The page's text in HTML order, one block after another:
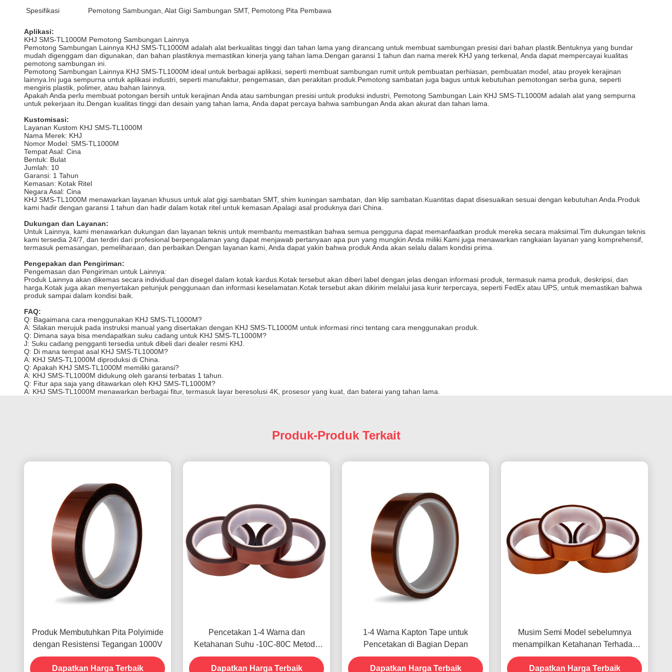
Spesifikasi
Pemotong Sambungan, Alat Gigi Sambungan SMT, Pemotong Pita Pembawa
Aplikasi:
KHJ SMS-TL1000M Pemotong Sambungan Lainnya
Pemotong Sambungan Lainnya KHJ SMS-TL1000M adalah alat berkualitas tinggi dan tahan lama yang dirancang untuk membuat sambungan presisi dari bahan plastik.Bentuknya yang bundar
mudah digenggam dan digunakan, dan bahan plastiknya memastikan kinerja yang tahan lama.Dengan garansi 1 tahun dan nama merek KHJ yang terkenal, Anda dapat mempercayai kualitas
pemotong sambungan ini.
Pemotong Sambungan Lainnya KHJ SMS-TL1000M ideal untuk berbagai aplikasi, seperti membuat sambungan rumit untuk pembuatan perhiasan, pembuatan model, atau proyek kerajinan
lainnya.Ini juga sempurna untuk aplikasi industri, seperti manufaktur, pengemasan, dan perakitan produk.Pemotong sambatan juga bagus untuk kebutuhan pemotongan serba guna, seperti
mengiris plastik, polimer, atau bahan lainnya.
Apakah Anda perlu membuat potongan bersih untuk kerajinan Anda atau sambungan presisi untuk produksi industri, Pemotong Sambungan Lain KHJ SMS-TL1000M adalah alat yang sempurna
untuk pekerjaan itu.Dengan kualitas tinggi dan desain yang tahan lama, Anda dapat percaya bahwa sambungan Anda akan akurat dan tahan lama.
Kustomisasi:
Layanan Kustom KHJ SMS-TL1000M
Nama Merek: KHJ
Nomor Model: SMS-TL1000M
Tempat Asal: Cina
Bentuk: Bulat
Jumlah: 10
Garansi: 1 Tahun
Kemasan: Kotak Ritel
Negara Asal: Cina
KHJ SMS-TL1000M menawarkan layanan khusus untuk alat gigi sambatan SMT, shim kuningan sambatan, dan klip sambatan.Kuantitas dapat disesuaikan sesuai dengan kebutuhan Anda.Produk
kami hadir dengan garansi 1 tahun dan hadir dalam kotak ritel untuk kemasan.Apalagi asal produknya dari China.
Dukungan dan Layanan:
Untuk Lainnya, kami menawarkan dukungan dan layanan teknis untuk membantu memastikan bahwa semua pengguna dapat memanfaatkan produk mereka secara maksimal.Tim dukungan teknis
kami tersedia 24/7, dan terdiri dari profesional berpengalaman yang dapat menjawab pertanyaan apa pun yang mungkin Anda miliki.Kami juga menawarkan rangkaian layanan yang komprehensif,
termasuk pemasangan, pemeliharaan, dan perbaikan.Dengan layanan kami, Anda dapat yakin bahwa produk Anda akan selalu dalam kondisi prima.
Pengepakan dan Pengiriman:
Pengemasan dan Pengiriman untuk Lainnya:
Produk Lainnya akan dikemas secara individual dan disegel dalam kotak kardus.Kotak tersebut akan diberi label dengan jelas dengan informasi produk, termasuk nama produk, deskripsi, dan
harga.Kotak juga akan menyertakan petunjuk penggunaan dan informasi keselamatan.Kotak tersebut akan dikirim melalui jasa kurir terpercaya, seperti FedEx atau UPS, untuk memastikan bahwa
produk sampai dalam kondisi baik.
FAQ:
Q: Bagaimana cara menggunakan KHJ SMS-TL1000M?
A: Silakan merujuk pada instruksi manual yang disertakan dengan KHJ SMS-TL1000M untuk informasi rinci tentang cara menggunakan produk.
Q: Dimana saya bisa mendapatkan suku cadang untuk KHJ SMS-TL1000M?
J: Suku cadang pengganti tersedia untuk dibeli dari dealer resmi KHJ.
Q: Di mana tempat asal KHJ SMS-TL1000M?
A: KHJ SMS-TL1000M diproduksi di China.
Q: Apakah KHJ SMS-TL1000M memiliki garansi?
A: KHJ SMS-TL1000M didukung oleh garansi terbatas 1 tahun.
Q: Fitur apa saja yang ditawarkan oleh KHJ SMS-TL1000M?
A: KHJ SMS-TL1000M menawarkan berbagai fitur, termasuk layar beresolusi 4K, prosesor yang kuat, dan baterai yang tahan lama.
Produk-Produk Terkait
Produk Membutuhkan Pita Polyimide
dengan Resistensi Tegangan 1000V
Dapatkan Harga Terbaik
Pencetakan 1-4 Warna dan
Ketahanan Suhu -10C-80C Metode
Pembayaran Kartu Kredit untuk Model
Sebelumnya
Dapatkan Harga Terbaik
1-4 Warna Kapton Tape untuk
Pencetakan di Bagian Depan
Dapatkan Harga Terbaik
Musim Semi Model sebelumnya
menampilkan Ketahanan Terhadap
Kelembaban dan Kekuatan Kupas
2.5N/25mm
Dapatkan Harga Terbaik